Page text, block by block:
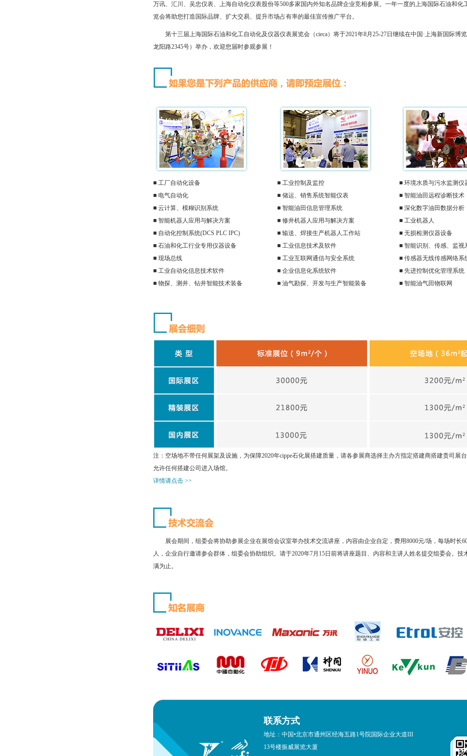
万讯、汇川、吴忠仪表、上海自动化仪表股份等500多家国内外知名品牌企业竞相参展。一年一度的上海国际石油和化
览会将助您打造国际品牌、扩大交易、提升市场占有率的最佳宣传推广平台。
第十三届上海国际石油和化工自动化及仪器仪表展览会（cieca）将于2021年8月25-27日继续在中国·上海新国际博
龙阳路2345号）举办，欢迎您届时参观参展！
■ 工厂自动化设备
■ 电气自动化
■ 云计算、模糊识别系统
■ 智能机器人应用与解决方案
■ 自动化控制系统(DCS PLC IPC)
■ 石油和化工行业专用仪器设备
■ 现场总线
■ 工业自动化信息技术软件
■ 物探、测井、钻井智能技术装备
■ 工业控制及监控
■ 储运、销售系统智能仪表
■ 智能油田信息管理系统
■ 修井机器人应用与解决方案
■ 输送、焊接生产机器人工作站
■ 工业信息技术及软件
■ 工业互联网通信与安全系统
■ 企业信息化系统软件
■ 油气勘探、开发与生产智能装备
■ 环境水质与污水监测仪
■ 智能油田远程诊断技术
■ 深化数字油田数据分析
■ 工业机器人
■ 无损检测仪器设备
■ 智能识别、传感、监视
■ 传感器无线传感网络系
■ 先进控制优化管理系统
■ 智能油气田物联网
注：空场地不带任何展架及设施，为保障2020年cippe石化展搭建质量，请各参展商选择主办方指定搭建商搭建贵司展
允许任何搭建公司进入场馆。
详情请点击 >>
展会期间，组委会将协助参展企业在展馆会议室举办技术交流讲座，内容由企业自定，费用8000元/场，每场时长
人，企业自行邀请参会群体，组委会协助组织。请于2020年7月15日前将讲座题目、内容和主讲人姓名提交组委会。技
满为止。
联系方式
地址：中国•北京市通州区经海五路1号院国际企业大道III
13号楼振威展览大厦